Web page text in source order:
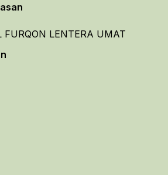
FURQON LENTERA UMAT